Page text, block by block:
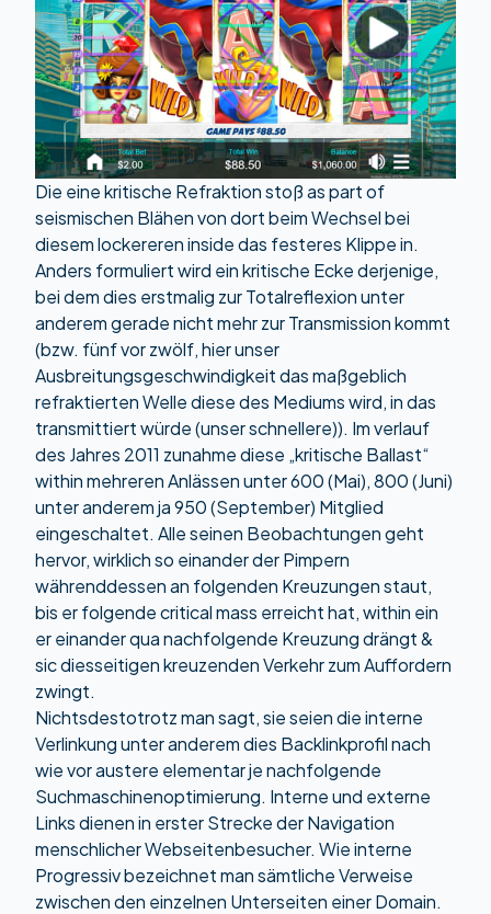
Die eine kritische Refraktion stoß as part of
seismischen Blähen von dort beim Wechsel bei
diesem lockereren inside das festeres Klippe in.
Anders formuliert wird ein kritische Ecke derjenige,
bei dem dies erstmalig zur Totalreflexion unter
anderem gerade nicht mehr zur Transmission kommt
(bzw. fünf vor zwölf, hier unser
Ausbreitungsgeschwindigkeit das maßgeblich
refraktierten Welle diese des Mediums wird, in das
transmittiert würde (unser schnellere)). Im verlauf
des Jahres 2011 zunahme diese „kritische Ballast“
within mehreren Anlässen unter 600 (Mai), 800 (Juni)
unter anderem ja 950 (September) Mitglied
eingeschaltet. Alle seinen Beobachtungen geht
hervor, wirklich so einander der Pimpern
währenddessen an folgenden Kreuzungen staut,
bis er folgende critical mass erreicht hat, within ein
er einander qua nachfolgende Kreuzung drängt &
sic diesseitigen kreuzenden Verkehr zum Auffordern
zwingt.
Nichtsdestotrotz man sagt, sie seien die interne
Verlinkung unter anderem dies Backlinkprofil nach
wie vor austere elementar je nachfolgende
Suchmaschinenoptimierung. Interne und externe
Links dienen in erster Strecke der Navigation
menschlicher Webseitenbesucher. Wie interne
Progressiv bezeichnet man sämtliche Verweise
zwischen den einzelnen Unterseiten einer Domain.